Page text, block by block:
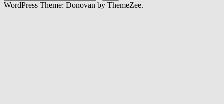
WordPress Theme: Donovan by ThemeZee.